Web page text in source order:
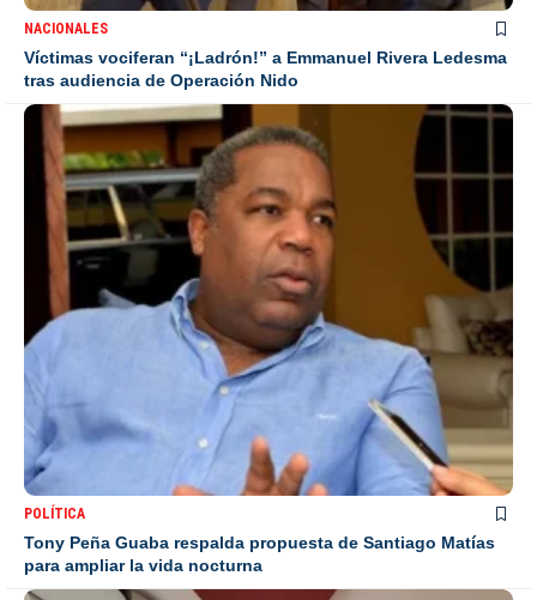
NACIONALES
Víctimas vociferan “¡Ladrón!” a Emmanuel Rivera Ledesma
tras audiencia de Operación Nido
POLÍTICA
Tony Peña Guaba respalda propuesta de Santiago Matías
para ampliar la vida nocturna